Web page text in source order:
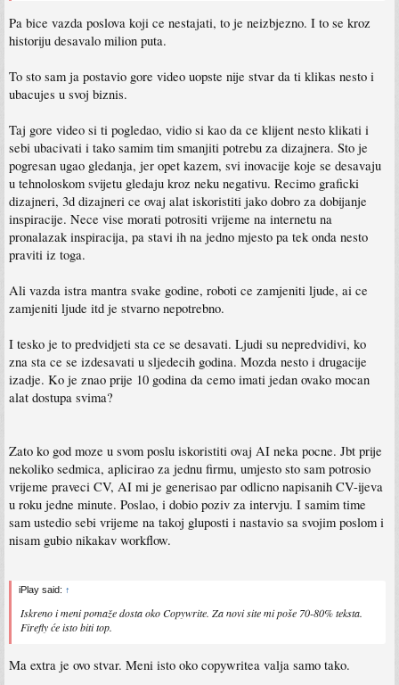
htjeti digitalnu fotografiju.
Pa bice vazda poslova koji ce nestajati, to je neizbjezno. I to se kroz
historiju desavalo milion puta.
To sto sam ja postavio gore video uopste nije stvar da ti klikas nesto i
ubacujes u svoj biznis.
Taj gore video si ti pogledao, vidio si kao da ce klijent nesto klikati i
sebi ubacivati i tako samim tim smanjiti potrebu za dizajnera. Sto je
pogresan ugao gledanja, jer opet kazem, svi inovacije koje se desavaju
u tehnoloskom svijetu gledaju kroz neku negativu. Recimo graficki
dizajneri, 3d dizajneri ce ovaj alat iskoristiti jako dobro za dobijanje
inspiracije. Nece vise morati potrositi vrijeme na internetu na
pronalazak inspiracija, pa stavi ih na jedno mjesto pa tek onda nesto
praviti iz toga.
Ali vazda istra mantra svake godine, roboti ce zamjeniti ljude, ai ce
zamjeniti ljude itd je stvarno nepotrebno.
I tesko je to predvidjeti sta ce se desavati. Ljudi su nepredvidivi, ko
zna sta ce se izdesavati u sljedecih godina. Mozda nesto i drugacije
izadje. Ko je znao prije 10 godina da cemo imati jedan ovako mocan
alat dostupa svima?
Zato ko god moze u svom poslu iskoristiti ovaj AI neka pocne. Jbt prije
nekoliko sedmica, aplicirao za jednu firmu, umjesto sto sam potrosio
vrijeme praveci CV, AI mi je generisao par odlicno napisanih CV-ijeva
u roku jedne minute. Poslao, i dobio poziv za intervju. I samim time
sam ustedio sebi vrijeme na takoj gluposti i nastavio sa svojim poslom i
nisam gubio nikakav workflow.
iPlay said: ↑
Iskreno i meni pomaže dosta oko Copywrite. Za novi site mi poše 70-80% teksta.
Firefly će isto biti top.
Ma extra je ovo stvar. Meni isto oko copywritea valja samo tako.